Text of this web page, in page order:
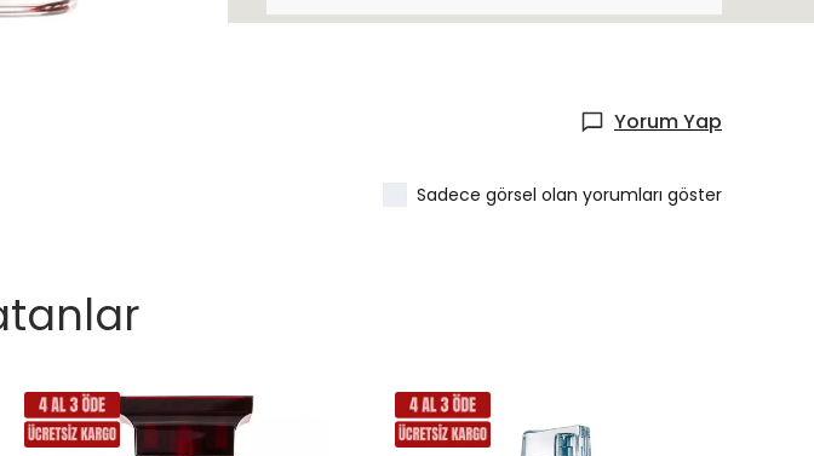
Yorum Yap
Sadece görsel olan yorumları göster